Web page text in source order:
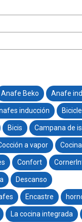
Anafe Beko Anafe
inducción
Bicis Campana de
a vapor
Confort
Descanso
Encastre
La cocina integrada